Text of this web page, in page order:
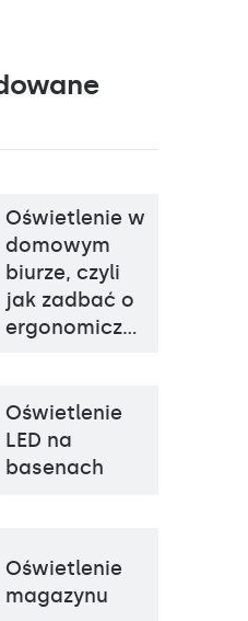
Oświetlenie w
domowym
biurze, czyli
jak zadbać o
ergonomicz…
4000K
LED
szczytowy do słupa
transparentny
Oświetlenie
LED na
basenach
Oświetlenie
magazynu
LED
natynkowy, zwieszany